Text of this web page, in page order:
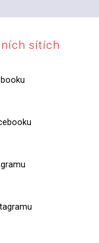
sítích